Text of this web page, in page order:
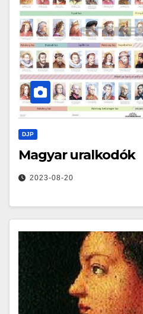
DJP
Magyar uralkodók
2023-08-20